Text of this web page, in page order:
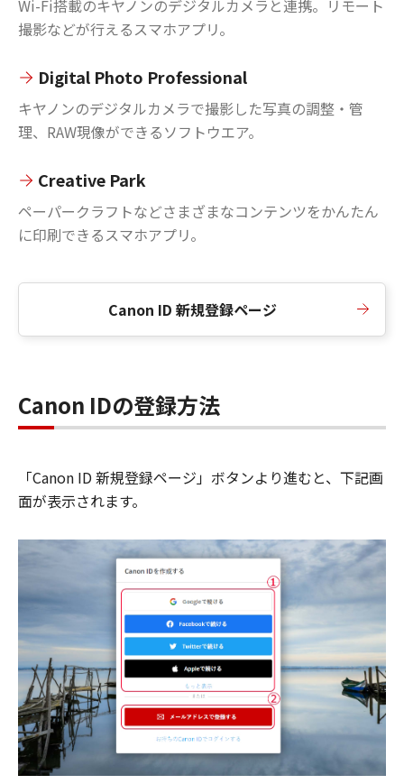
Wi-Fi搭載のキヤノンのデジタルカメラと連携。リモート
撮影などが行えるスマホアプリ。
Digital Photo Professional
キヤノンのデジタルカメラで撮影した写真の調整・管
理、RAW現像ができるソフトウエア。
Creative Park
ペーパークラフトなどさまざまなコンテンツをかんたん
に印刷できるスマホアプリ。
Canon ID 新規登録ページ
Canon IDの登録方法
「Canon ID 新規登録ページ」ボタンより進むと、下記画
面が表示されます。